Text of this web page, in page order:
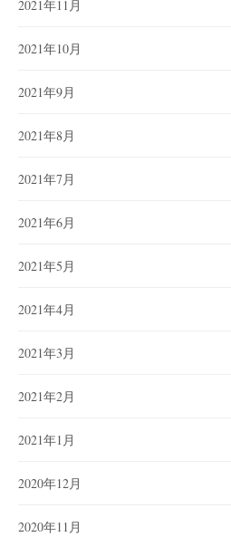
2021年11月
2021年10月
2021年9月
2021年8月
2021年7月
2021年6月
2021年5月
2021年4月
2021年3月
2021年2月
2021年1月
2020年12月
2020年11月